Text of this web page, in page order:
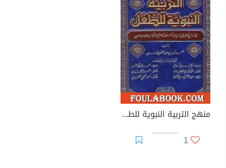
منهج التربية النبوية للطفل
1